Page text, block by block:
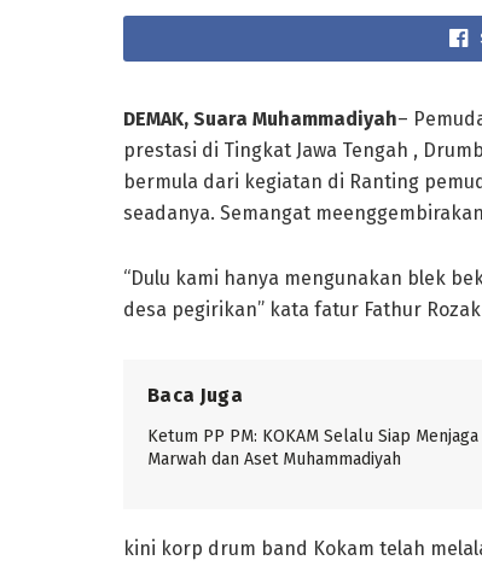
DEMAK, Suara Muhammadiyah–
prestasi di Tingkat Jawa Tengah ,
bermula dari kegiatan di Ranting
seadanya. Semangat
“Dulu kami hanya mengunakan blek
desa pegirikan” kata fatur Fathur
Baca Juga
Ketum PP PM: KOKAM Selalu Siap Menjaga
Marwah dan Aset Muhammadiyah
kini korp drum band Kokam telah